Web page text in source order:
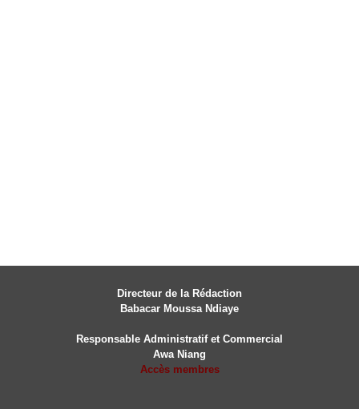
Directeur de la Rédaction
Babacar Moussa Ndiaye
Responsable Administratif et Commercial
Awa Niang
Accès membres